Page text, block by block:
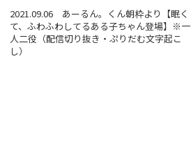
2021.09.06 あーるん。くん朝枠より【眠く
て、ふわふわしてるある子ちゃん登場】※一
人二役（配信切り抜き・ぷりだむ文字起こ
し）